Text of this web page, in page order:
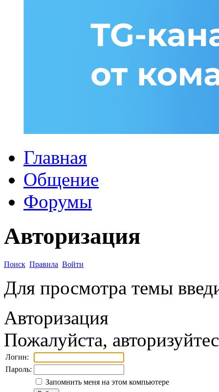
Главная
Общение
Форумы
Авторизация
Поиск Правила Войти
Для просмотра темы
Авторизация
Пожалуйста,
Логин:
Пароль:
Запомнить меня на этом компьютере